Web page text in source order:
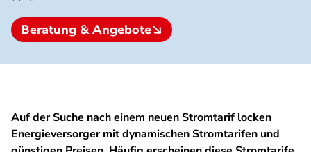
Beratung & Angebote
Auf der Suche nach einem neuen Stromtarif locken
Energieversorger mit dynamischen Stromtarifen und